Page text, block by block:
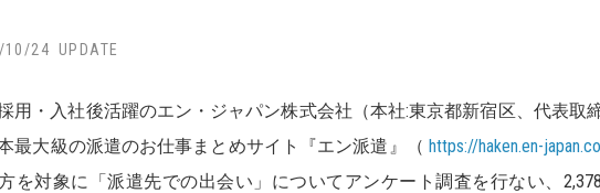
10/24
用・入社後活躍のエン・ジャパン株式会社（本社:東京都新宿区、代表取
最大級の派遣のお仕事まとめサイト『エン派遣』（ https://haken.en-
を対象に「派遣先での出会い」についてアンケート調査を行ない、